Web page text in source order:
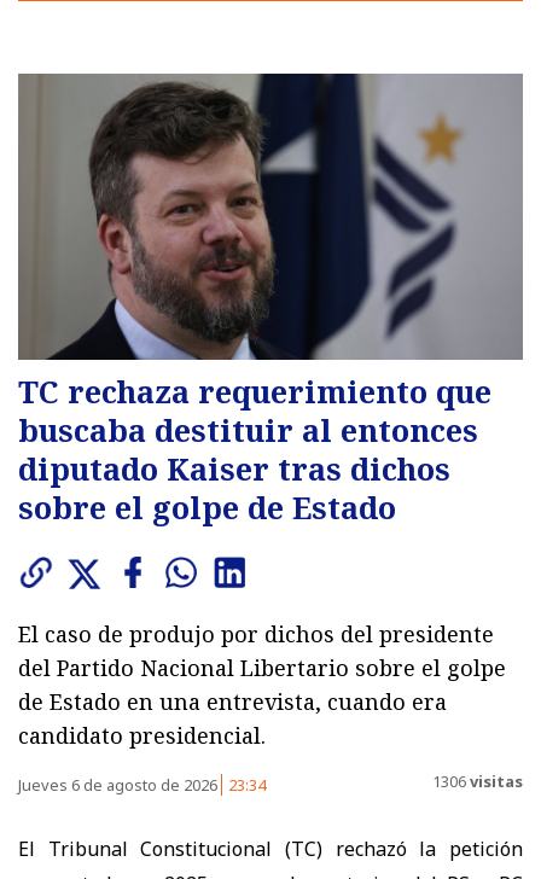
TC rechaza requerimiento que
buscaba destituir al entonces
diputado Kaiser tras dichos
sobre el golpe de Estado
El caso de produjo por dichos del presidente
del Partido Nacional Libertario sobre el golpe
de Estado en una entrevista, cuando era
candidato presidencial.
Jueves 6 de agosto de 2026 23:34 1306visitas
El Tribunal Constitucional (TC) rechazó la petición